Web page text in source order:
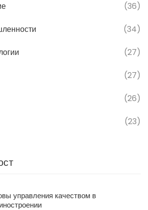
(36)
(34)
(27)
(27)
(26)
(23)
управления качеством в